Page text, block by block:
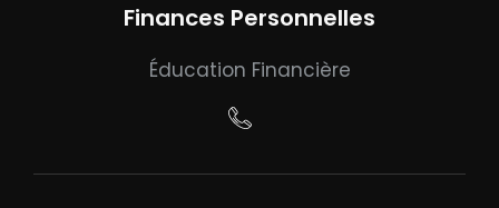
Finances Personnelles
Éducation Financière